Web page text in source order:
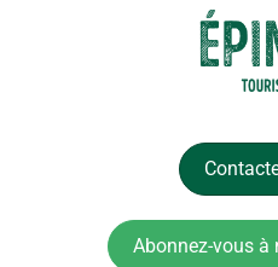
Abonnez-vous à